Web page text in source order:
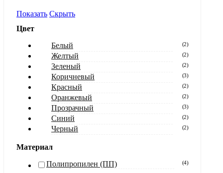
Показать Скрыть
Цвет
Белый
(2)
Желтый (2)
Зеленый (2)
Коричневый (3)
Красный (2)
Оранжевый (2)
Прозрачный (3)
Синий (2)
Черный (2)
Материал
Полипропилен (ПП)
(4)